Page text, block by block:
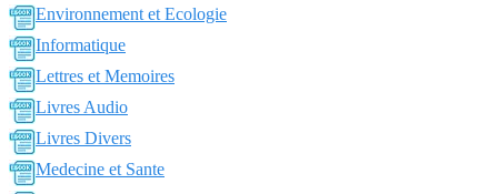
Environnement et Ecologie
Informatique
Lettres et Memoires
Livres Audio
Livres Divers
Medecine et Sante